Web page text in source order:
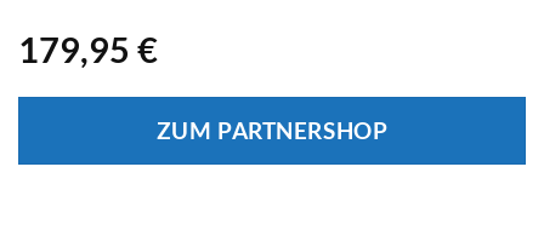
179,95 €
ZUM PARTNERSHOP